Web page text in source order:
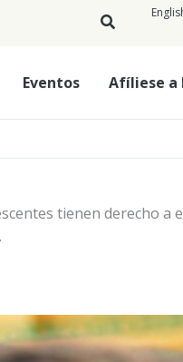
Eventos Afíliese a
tienen derecho a